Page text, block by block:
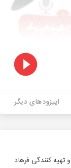
اپیزودهای دیگر
کنندگی فرهاد